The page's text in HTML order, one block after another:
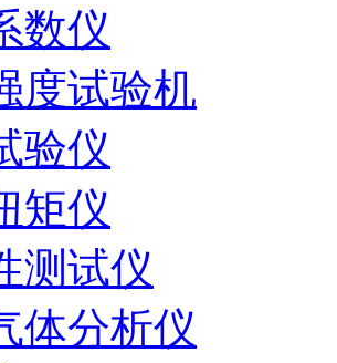
数仪
度试验机
验仪
矩仪
测试仪
体分析仪